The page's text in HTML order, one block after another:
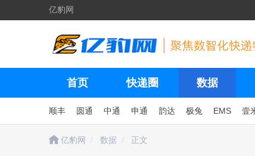
亿豹网
首页 快递圈 数据
顺丰 圆通 中通 申通 韵达 极兔 EMS 壹
亿豹网 数据 正文